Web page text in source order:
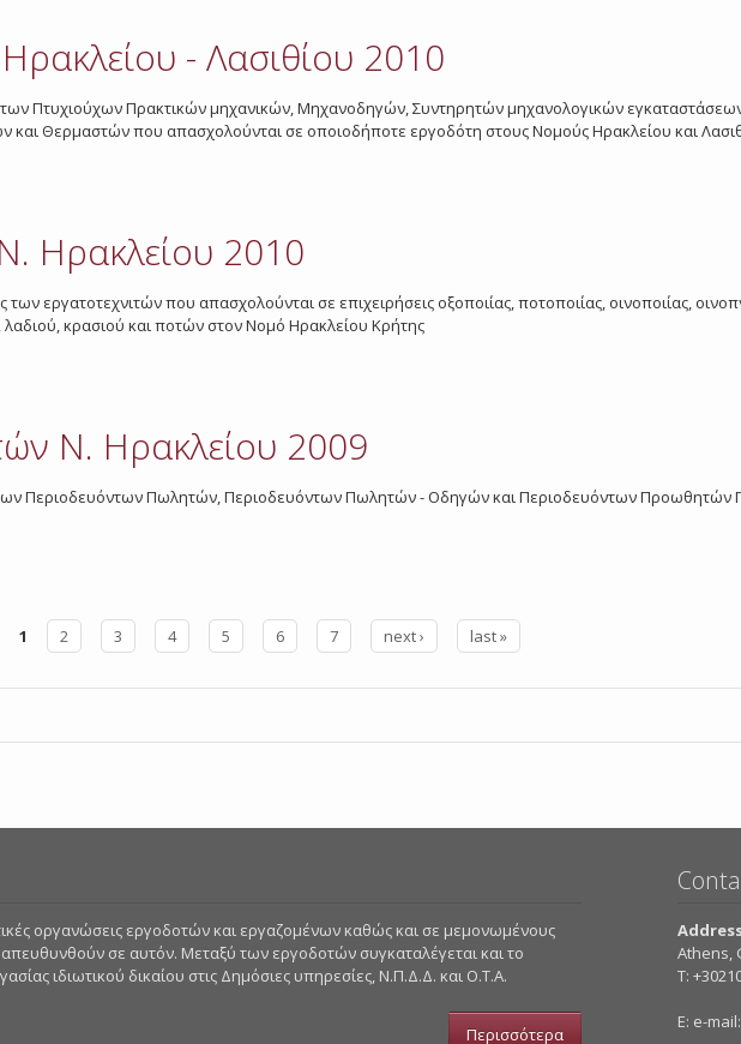
- Λασιθίου 2010
των Πτυχιούχων Πρακτικών μηχανικών, Μηχανοδηγών, Συντηρητών μηχανολογικών
Θερμαστών που απασχολούνται σε οποιοδήποτε εργοδότη στους Νομούς Ηρακλείου και
Ηρακλείου 2010
των εργατοτεχνιτών που απασχολούνται σε επιχειρήσεις οξοποιίας, ποτοποιίας, οινοποιίας,
κρασιού και ποτών στον Νομό Ηρακλείου Κρήτης
Ν. Ηρακλείου 2009
των Περιοδευόντων Πωλητών, Περιοδευόντων Πωλητών - Οδηγών και Περιοδευόντων
1 2 3 4 5 6 7 next › last »
οργανώσεις εργοδοτών και εργαζομένων καθώς και σε μεμονωμένους
σε αυτόν. Μεταξύ των εργοδοτών συγκαταλέγεται και το
ιδιωτικού δικαίου στις Δημόσιες υπηρεσίες, Ν.Π.Δ.Δ. και Ο.Τ.Α.
Περισσότερα
Athens,
Τ:
E: e-mail: